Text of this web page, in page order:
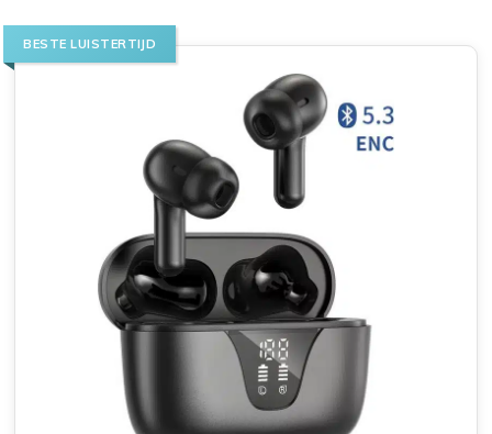
BESTE LUISTERTIJD